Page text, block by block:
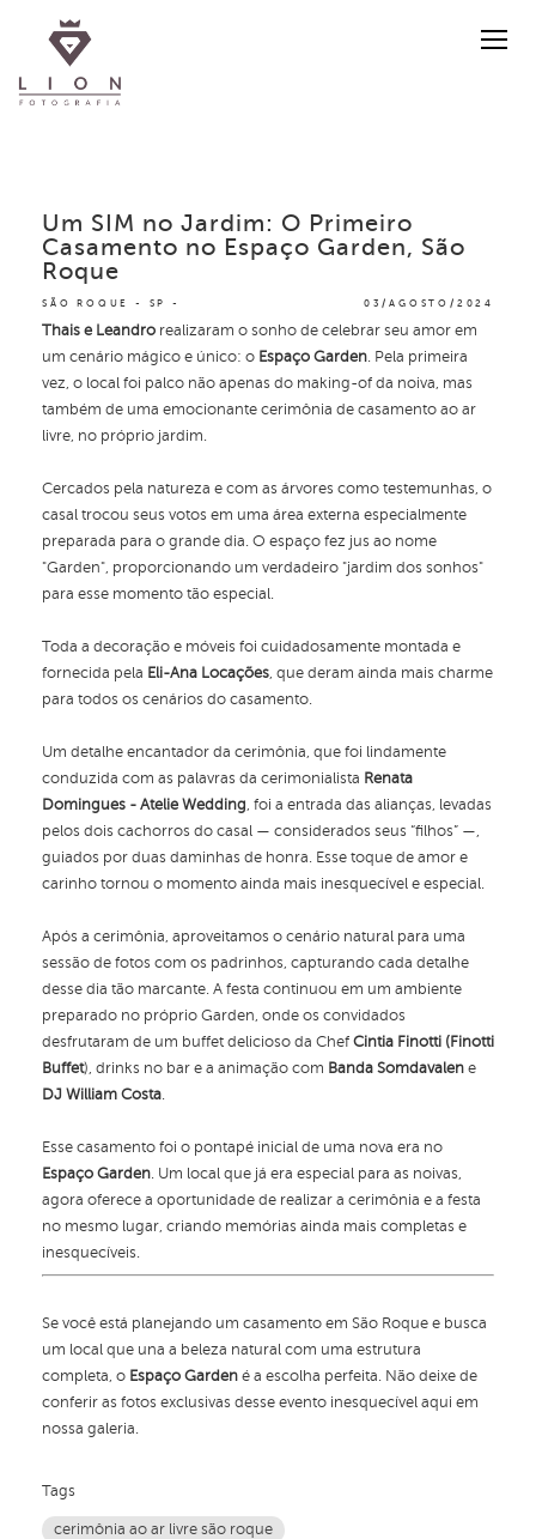
SÃO ROQUE - SP 03/AGOSTO/2024
Um SIM no Jardim: O Primeiro
Casamento no Espaço Garden, São
Roque
Thais e Leandro realizaram o sonho de celebrar seu amor em
um cenário mágico e único: o Espaço Garden. Pela primeira
vez, o local foi palco não apenas do making-of da noiva, mas
também de uma emocionante cerimônia de casamento ao ar
livre, no próprio jardim.
Cercados pela natureza e com as árvores como testemunhas, o
casal trocou seus votos em uma área externa especialmente
preparada para o grande dia. O espaço fez jus ao nome
"Garden", proporcionando um verdadeiro "jardim dos sonhos"
para esse momento tão especial.
Toda a decoração e móveis foi cuidadosamente montada e
fornecida pela Eli-Ana Locações, que deram ainda mais charme
para todos os cenários do casamento.
Um detalhe encantador da cerimônia, que foi lindamente
conduzida com as palavras da cerimonialista Renata
Domingues - Atelie Wedding, foi a entrada das alianças, levadas
pelos dois cachorros do casal — considerados seus “filhos” —,
guiados por duas daminhas de honra. Esse toque de amor e
carinho tornou o momento ainda mais inesquecível e especial.
Após a cerimônia, aproveitamos o cenário natural para uma
sessão de fotos com os padrinhos, capturando cada detalhe
desse dia tão marcante. A festa continuou em um ambiente
preparado no próprio Garden, onde os convidados
desfrutaram de um buffet delicioso da Chef Cintia Finotti (Finotti
Buffet), drinks no bar e a animação com Banda Somdavalen e
DJ William Costa.
Esse casamento foi o pontapé inicial de uma nova era no
Espaço Garden. Um local que já era especial para as noivas,
agora oferece a oportunidade de realizar a cerimônia e a festa
no mesmo lugar, criando memórias ainda mais completas e
inesquecíveis.
Se você está planejando um casamento em São Roque e busca
um local que una a beleza natural com uma estrutura
completa, o Espaço Garden é a escolha perfeita. Não deixe de
conferir as fotos exclusivas desse evento inesquecível aqui em
nossa galeria.
Tags
cerimônia ao ar livre são roque